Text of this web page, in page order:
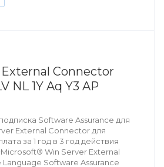
Connector
NL 1Y Aq Y3 AP
Software Assurance для
External Connector для
за 1 год в 3 год действия
Win Server External
Software Assurance